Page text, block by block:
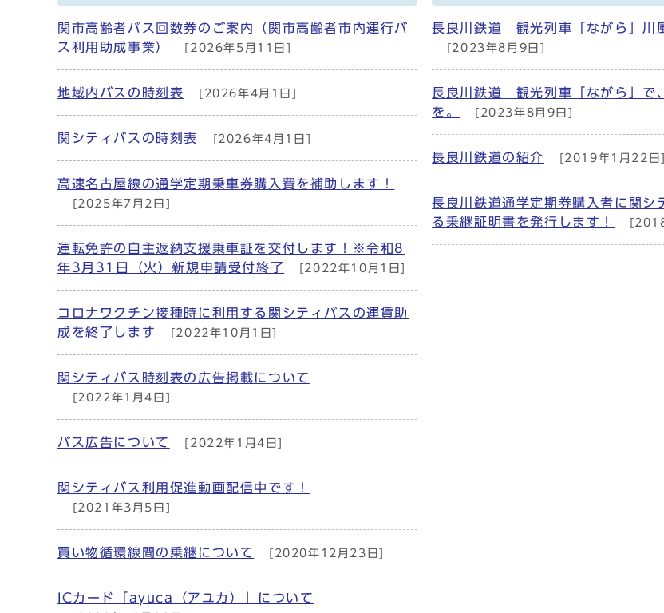
関市高齢者バス回数券のご案内（関市高齢者市内運行バ
ス利用助成事業）
[2026年5月11日]
地域内バスの時刻表 [2026年4月1日]
関シティバスの時刻表 [2026年4月1日]
高速名古屋線の通学定期乗車券購入費を補助します！
[2025年7月2日]
運転免許の自主返納支援乗車証を交付します！※令和8
年3月31日（火）新規申請受付終了
[2022年10月1日]
コロナワクチン接種時に利用する関シティバスの運賃助
成を終了します
[2022年10月1日]
関シティバス時刻表の広告掲載について
[2022年1月4日]
バス広告について [2022年1月4日]
関シティバス利用促進動画配信中です！
[2021年3月5日]
買い物循環線間の乗継について [2020年12月23日]
ICカード「ayuca（アユカ）」について
長良川鉄道 観光列車「ながら」川
[2023年8月9日]
長良川鉄道 観光列車「ながら」で
を。
[2023年8月9日]
長良川鉄道の紹介 [2019年1月22日]
長良川鉄道通学定期券購入者に関シ
る乗継証明書を発行します！